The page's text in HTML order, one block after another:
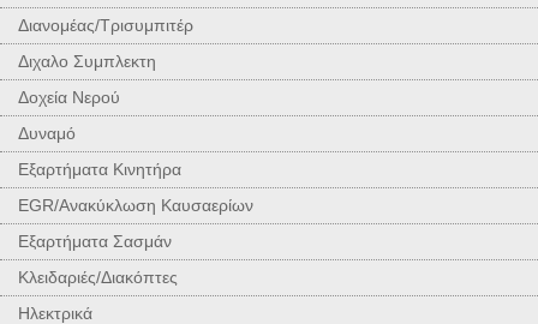
Διανομέας/Τρισυμπιτέρ
Διχαλο Συμπλεκτη
Δοχεία Νερού
Δυναμό
Εξαρτήματα Κινητήρα
EGR/Ανακύκλωση Καυσαερίων
Εξαρτήματα Σασμάν
Κλειδαριές/Διακόπτες
Ηλεκτρικά